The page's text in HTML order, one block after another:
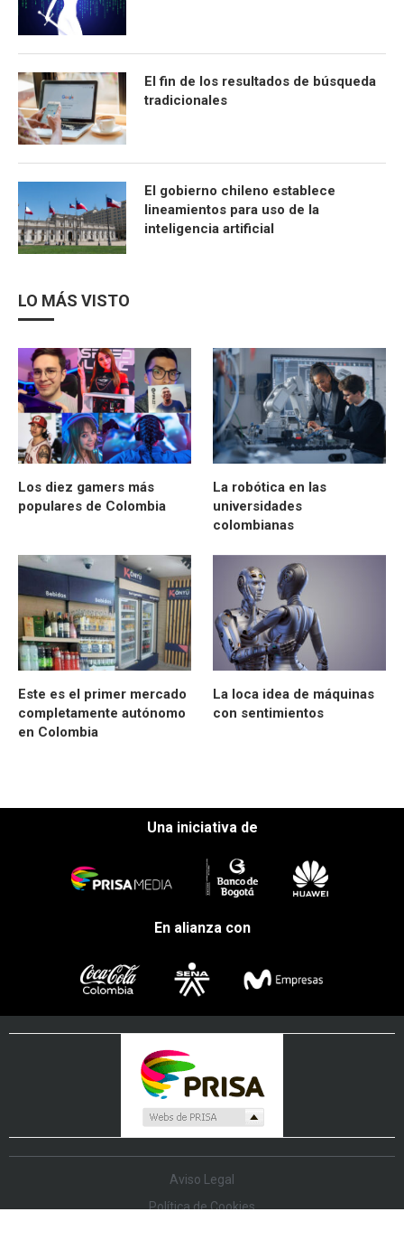
El fin de los resultados de búsqueda
tradicionales
El gobierno chileno establece
lineamientos para uso de la
inteligencia artificial
LO MÁS VISTO
Los diez gamers más
populares de Colombia
La robótica en las
universidades
colombianas
Este es el primer mercado
completamente autónomo
en Colombia
La loca idea de máquinas
con sentimientos
Una iniciativa de
En alianza con
Aviso Legal
Política de Cookies